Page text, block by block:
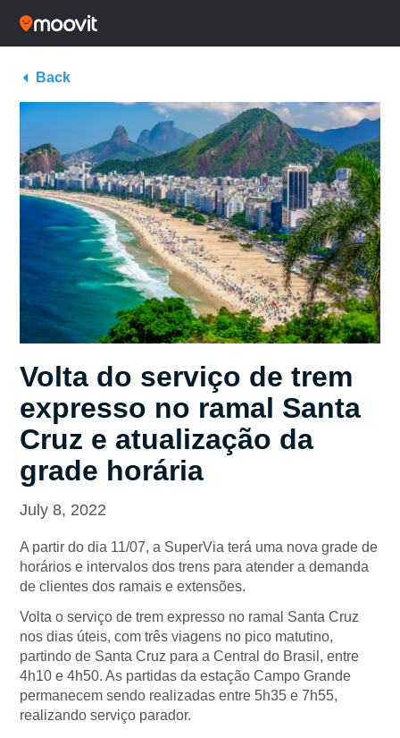
Back
Volta do serviço de trem
expresso no ramal Santa
Cruz e atualização da
grade horária
July 8, 2022
A partir do dia 11/07, a SuperVia terá uma nova grade de
horários e intervalos dos trens para atender a demanda
de clientes dos ramais e extensões.
Volta o serviço de trem expresso no ramal Santa Cruz
nos dias úteis, com três viagens no pico matutino,
partindo de Santa Cruz para a Central do Brasil, entre
4h10 e 4h50. As partidas da estação Campo Grande
permanecem sendo realizadas entre 5h35 e 7h55,
realizando serviço parador.